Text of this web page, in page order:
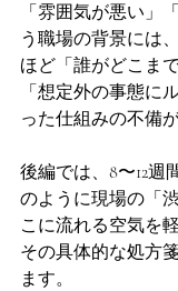
「雰囲気が悪い」
う職場の背景には
ほど「誰がどこま
「想定外の事態に
った仕組みの不備
後編では、8〜12週
のように現場の「
こに流れる空気を
その具体的な処方
ます。